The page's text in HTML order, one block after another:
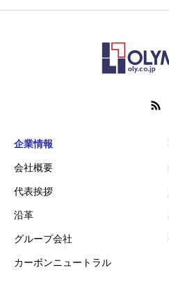
企業情報
会社概要
代表挨拶
沿革
グループ会社
カーボンニュートラル